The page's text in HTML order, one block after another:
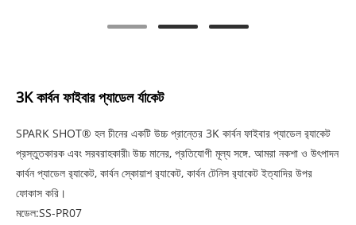
3K কার্বন ফাইবার প্যাডেল র্যাকেট
SPARK SHOT® হল চীনের একটি উচ্চ প্রান্তের 3K কার্বন ফাইবার প্যাডেল র‌্যাকেট
প্রস্তুতকারক এবং সরবরাহকারী৷ উচ্চ মানের, প্রতিযোগী মূল্য সঙ্গে. আমরা নকশা ও উৎপাদন
কার্বন প্যাডেল র‌্যাকেট, কার্বন স্কোয়াশ র‌্যাকেট, কার্বন টেনিস র‌্যাকেট ইত্যাদির উপর
ফোকাস করি।
মডেল:SS-PR07